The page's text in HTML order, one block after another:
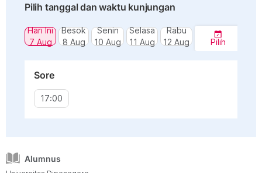
Pilih tanggal dan waktu kunjungan
Hari Ini
7 Aug
Besok
8 Aug
Senin
10 Aug
Selasa
11 Aug
Rabu
12 Aug
Pilih
Sore
17:00
Alumnus